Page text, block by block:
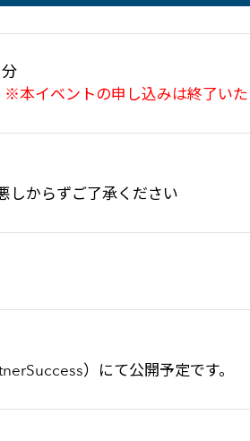
※本イベントの申し込みは終了い
しからずご了承ください
）にて公開予定です。